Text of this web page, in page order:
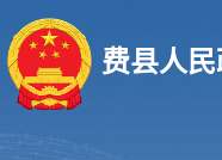
费县人